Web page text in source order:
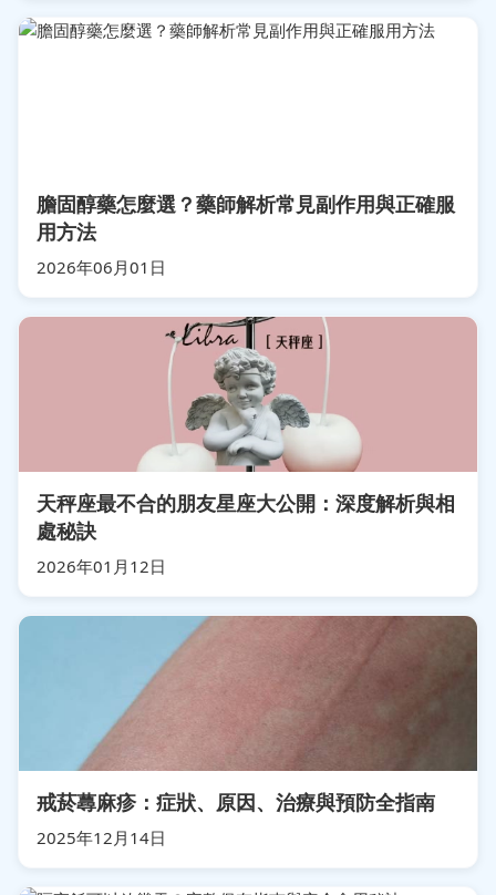
膽固醇藥怎麼選？藥師解析常見副作用與正確服
用方法
2026年06月01日
天秤座最不合的朋友星座大公開：深度解析與相
處秘訣
2026年01月12日
戒菸蕁麻疹：症狀、原因、治療與預防全指南
2025年12月14日